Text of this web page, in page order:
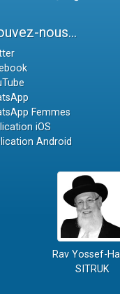
nous...
Femmes
iOS
Android
Rav Yossef-
SITRUK